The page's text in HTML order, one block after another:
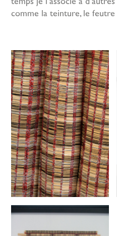
comme la teinture, le